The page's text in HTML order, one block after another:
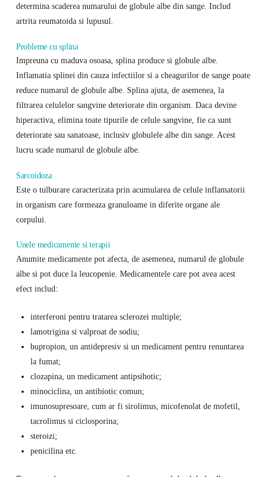
determina scaderea numarului de globule albe din sange. Includ
artrita reumatoida si lupusul.
Probleme cu splina
Impreuna cu maduva osoasa, splina produce si globule albe.
Inflamatia splinei din cauza infectiilor si a cheagurilor de sange poate
reduce numarul de globule albe. Splina ajuta, de asemenea, la
filtrarea celulelor sangvine deteriorate din organism. Daca devine
hiperactiva, elimina toate tipurile de celule sangvine, fie ca sunt
deteriorate sau sanatoase, inclusiv globulele albe din sange. Acest
lucru scade numarul de globule albe.
Sarcoidoza
Este o tulburare caracterizata prin acumularea de celule inflamatorii
in organism care formeaza granuloame in diferite organe ale
corpului.
Unele medicamente si terapii
Anumite medicamente pot afecta, de asemenea, numarul de globule
albe si pot duce la leucopenie. Medicamentele care pot avea acest
efect includ:
interferoni pentru tratarea sclerozei multiple;
lamotrigina si valproat de sodiu;
bupropion, un antidepresiv si un medicament pentru renuntarea
la fumat;
clozapina, un medicament antipsihotic;
minociclina, un antibiotic comun;
imunosupresoare, cum ar fi sirolimus, micofenolat de mofetil,
tacrolimus si ciclosporina;
steroizi;
penicilina etc.